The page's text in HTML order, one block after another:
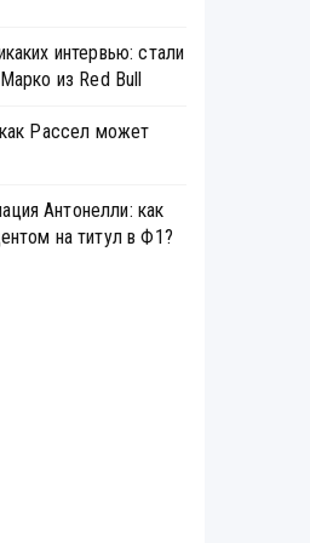
интервью: стали
из Red Bull
Рассел может
Антонелли: как
на титул в Ф1?